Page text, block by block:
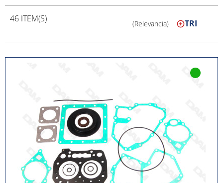
46 ITEM(S) (Relevancia) TRI